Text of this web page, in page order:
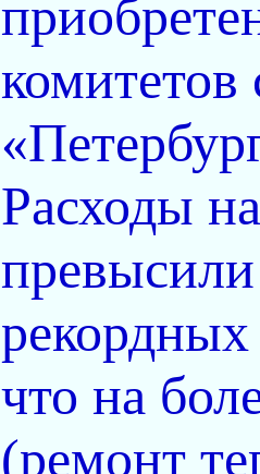
комитетов
Расходы
что на
(ремонт